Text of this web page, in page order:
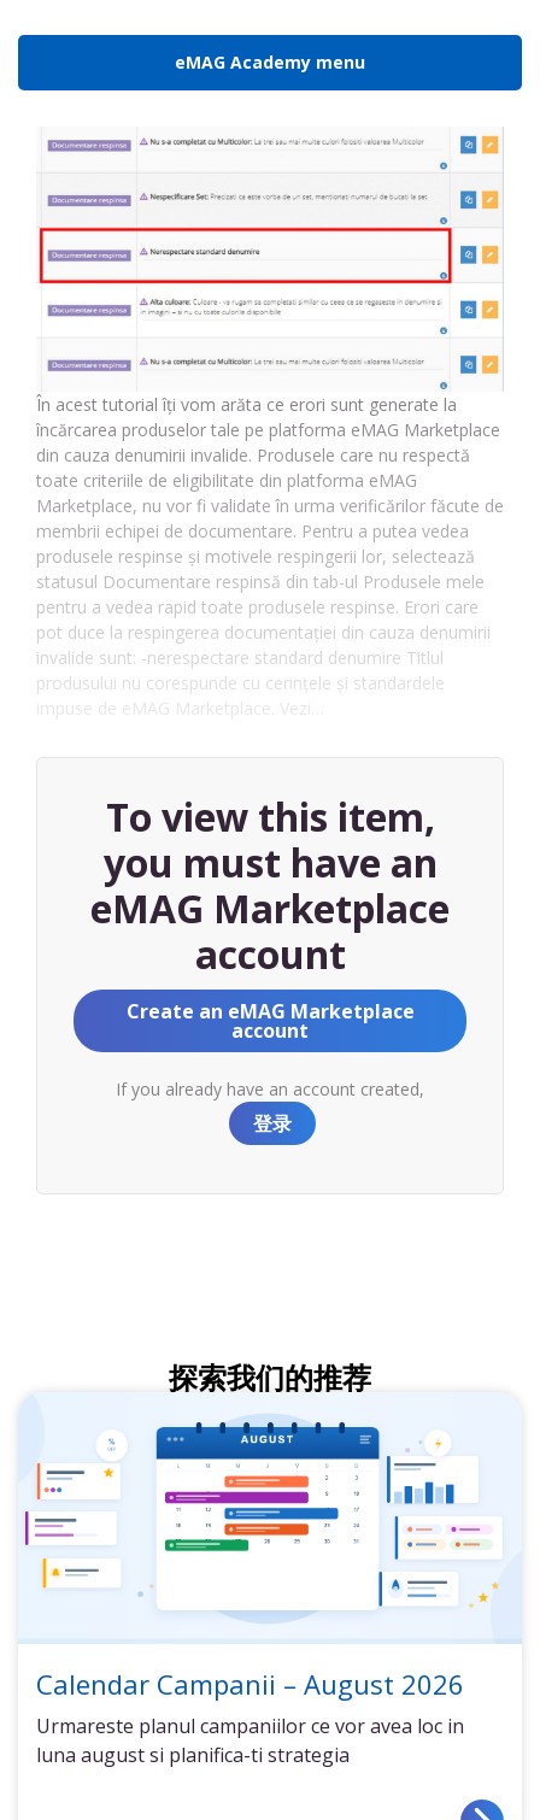
eMAG Academy menu
În acest tutorial îți vom arăta ce erori sunt generate la
încărcarea produselor tale pe platforma eMAG Marketplace
din cauza denumirii invalide. Produsele care nu respectă
toate criteriile de eligibilitate din platforma eMAG
Marketplace, nu vor fi validate în urma verificărilor făcute de
membrii echipei de documentare. Pentru a putea vedea
produsele respinse și motivele respingerii lor, selectează
statusul Documentare respinsă din tab-ul Produsele mele
pentru a vedea rapid toate produsele respinse. Erori care
pot duce la respingerea documentației din cauza denumirii
invalide sunt: -nerespectare standard denumire Titlul
produsului nu corespunde cu cerințele și standardele
impuse de eMAG Marketplace. Vezi…
To view this item,
you must have an
eMAG Marketplace
account
Create an eMAG Marketplace
account
If you already have an account created,
登录
探索我们的推荐
Calendar Campanii – August 2026
Urmareste planul campaniilor ce vor avea loc in
luna august si planifica-ti strategia